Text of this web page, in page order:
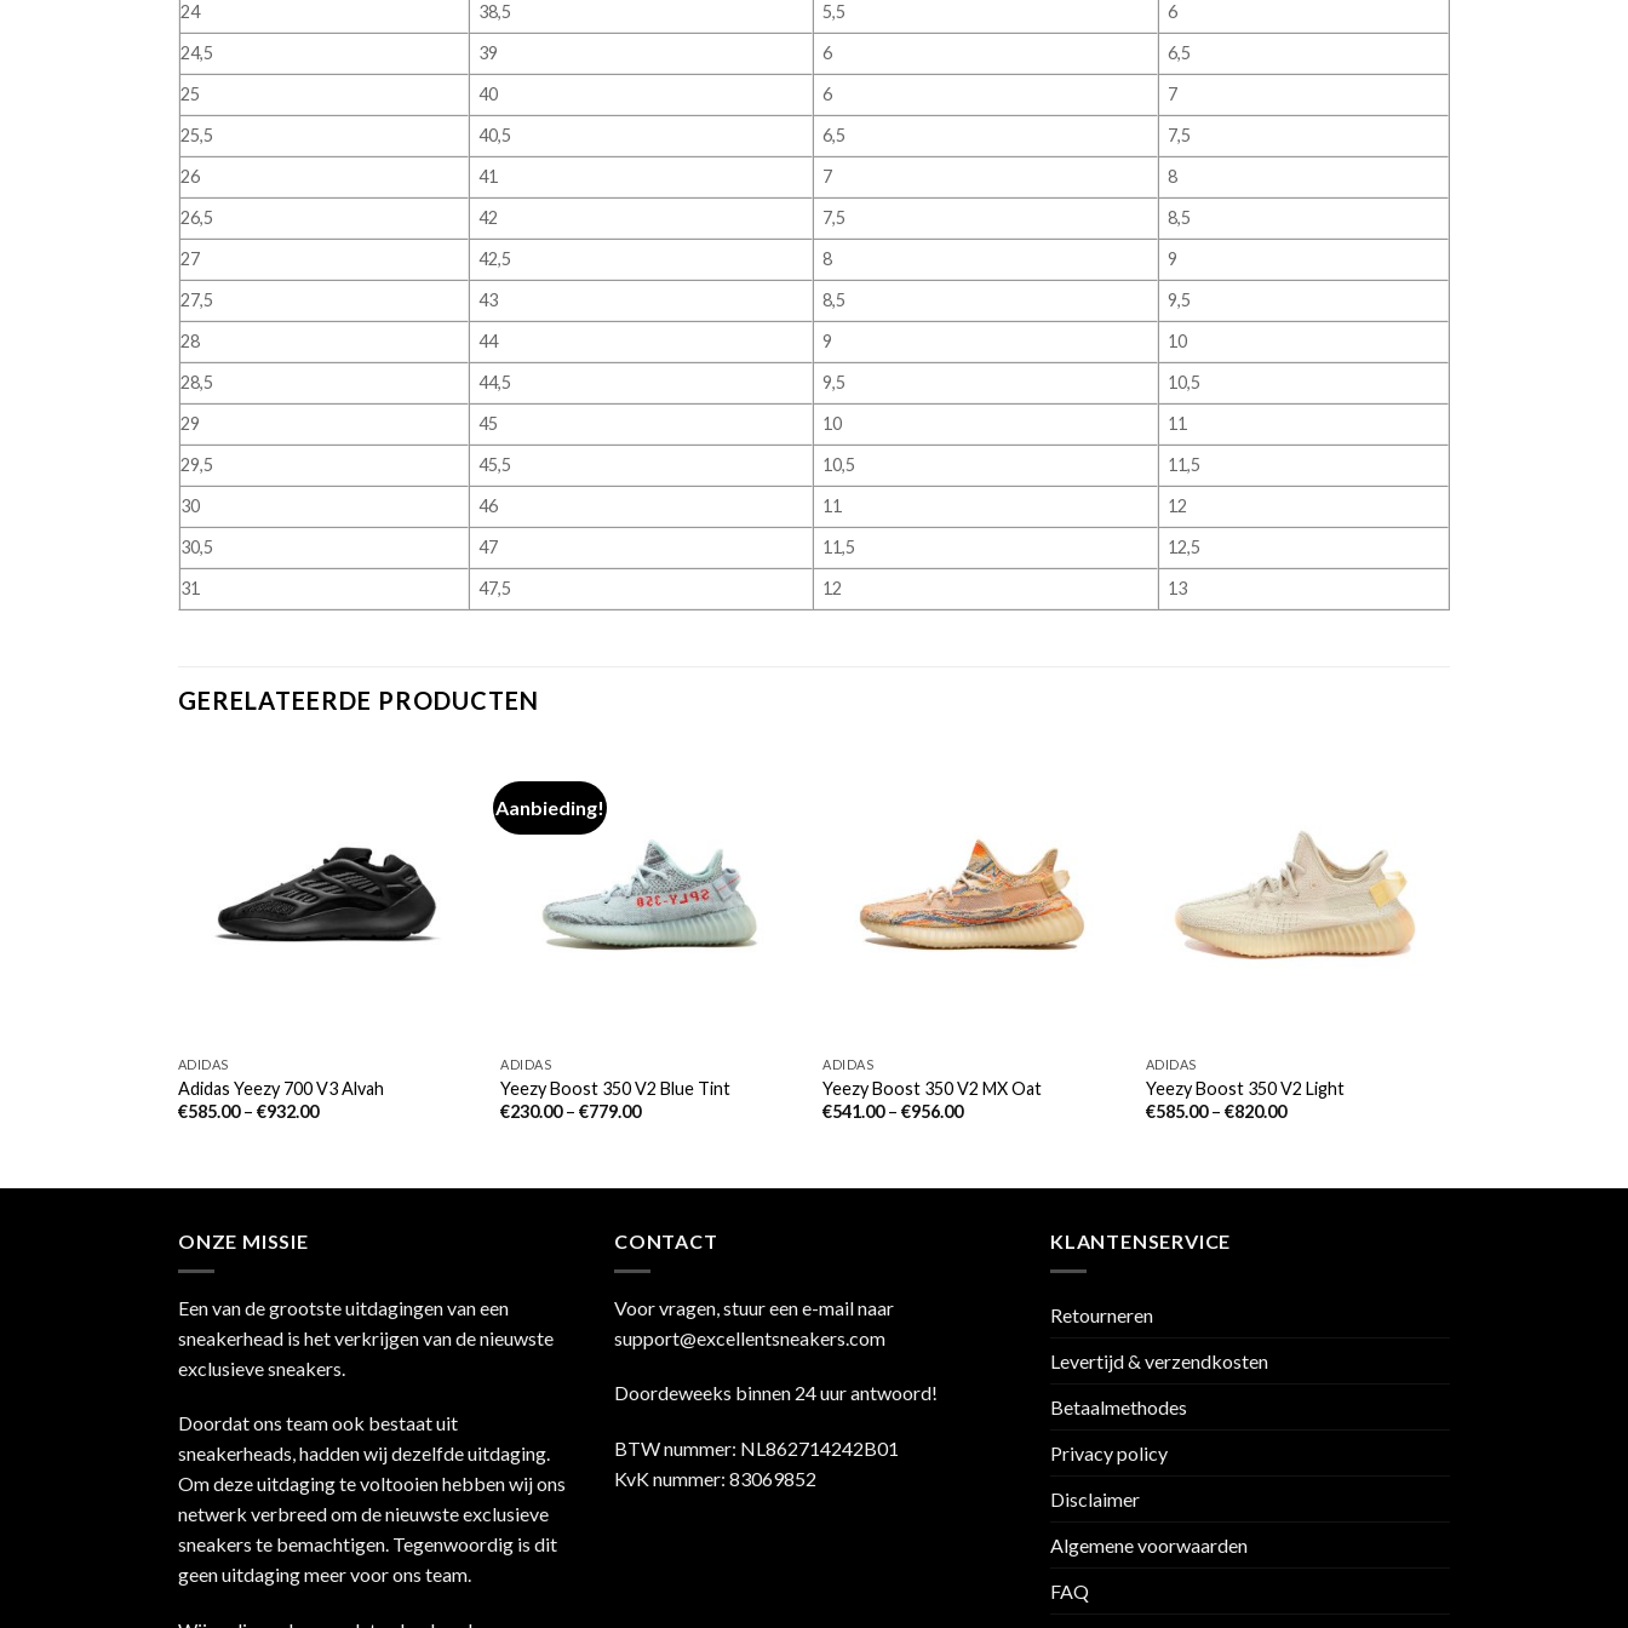
24
38,5 5,5
6
24,5
39 6
6,5
25
40 6
7
25,5
40,5 6,5
7,5
26
41 7
8
26,5
42 7,5
8,5
27
42,5 8
9
27,5
43 8,5
9,5
28
44 9
10
28,5
44,5 9,5
10,5
29
45 10
11
29,5
45,5 10,5
11,5
30
46 11
12
30,5
47 11,5
12,5
31
47,5 12 13
GERELATEERDE PRODUCTEN
ADIDAS
Adidas Yeezy 700 V3 Alvah
€585.00– €932.00
Aanbieding!
ADIDAS
Yeezy Boost 350 V2 Blue Tint
€230.00–€779.00
ADIDAS
Yeezy Boost 350 V2 MX Oat
€541.00–€956.00
ADIDAS
Yeezy Boost 350 V2 Light
€585.00– €820.00
ONZE MISSIE
Een van de grootste uitdagingen van een
sneakerhead is het verkrijgen van de nieuwste
exclusieve sneakers.
Doordat ons team ook bestaat uit
sneakerheads, hadden wij dezelfde uitdaging.
Om deze uitdaging te voltooien hebben wij ons
netwerk verbreed om de nieuwste exclusieve
sneakers te bemachtigen. Tegenwoordig is dit
geen uitdaging meer voor ons team.
CONTACT
Voor vragen, stuur een e-mail naar
support@excellentsneakers.com
Doordeweeks binnen 24 uur antwoord!
BTW nummer: NL862714242B01
KvK nummer: 83069852
KLANTENSERVICE
Retourneren
Levertijd & verzendkosten
Betaalmethodes
Privacy policy
Disclaimer
Algemene voorwaarden
FAQ